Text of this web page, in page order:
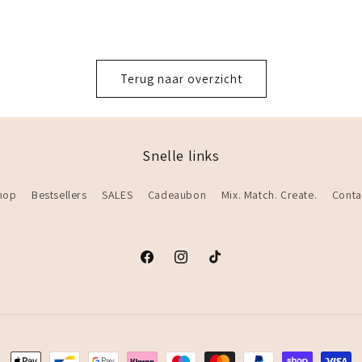
Terug naar overzicht
Snelle links
Bestsellers SALES Cadeaubon Mix. Match. Create.
FacebookInstagramTikTok